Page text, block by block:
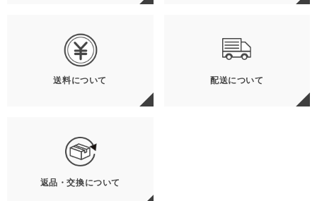
送料について 配送について
返品・交換について